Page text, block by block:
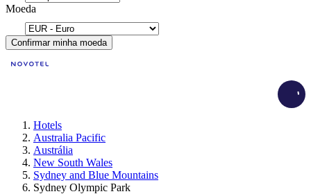
Moeda
Confirmar minha moeda
Hotels
Australia Pacific
Austrália
New South Wales
Sydney and Blue Mountains
Sydney Olympic Park